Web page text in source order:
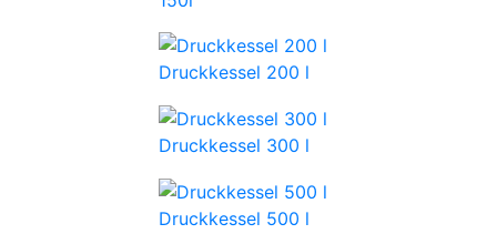
Druckkessel 200 l
Druckkessel 300 l
Druckkessel 500 l